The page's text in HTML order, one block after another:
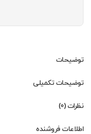
توضیحات
توضیحات تکمیلی
نظرات (0)
اطلاعات فروشنده